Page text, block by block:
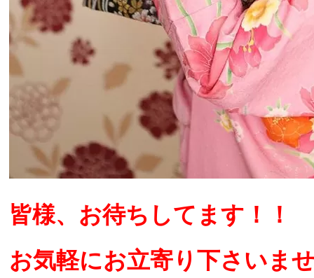
皆様、お待ちしてます！！
お気軽にお立寄り下さいま